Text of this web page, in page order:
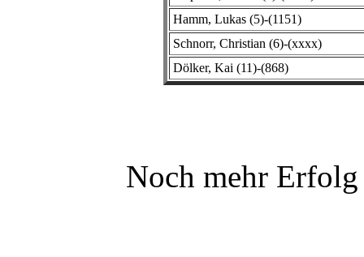
Hamm, Lukas (5)-(1151)
Schnorr, Christian (6)-(xxxx)
Dölker, Kai (11)-(868)
Noch mehr